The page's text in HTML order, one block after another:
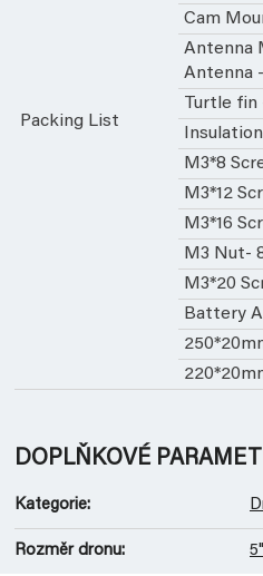
Packing List
Cam
Antenna
Antenna -
Turtle fin
M3*8
M3*12
M3*16
M3 Nut-
M3*20
Battery
DOPLŇKOVÉ
Kategorie:
Rozměr dronu: 5"